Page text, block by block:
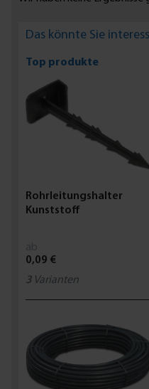
Das könnte Sie
Top produkte
Rohrleitungshalter
Kunststoff
0,09 €
3 Varianten